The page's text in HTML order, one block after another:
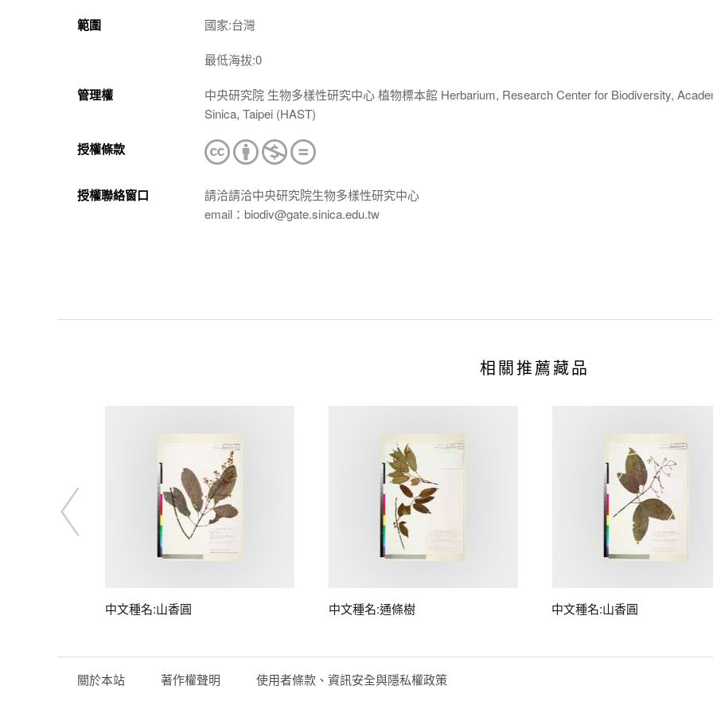
範圍 國家:台灣
最低海拔:0
管理權
中央研究院 生物多樣性研究中心 植物標本館 Herbarium, Research Center for Biodiversity,
Sinica, Taipei (HAST)
授權條款
授權聯絡窗口
請洽請洽中央研究院生物多樣性研究中心
email：biodiv@gate.sinica.edu.tw
相關推薦藏品
中文種名:山香圓 中文種名:通條樹 中文種名:山香圓
關於本站 著作權聲明 使用者條款、資訊安全與隱私權政策